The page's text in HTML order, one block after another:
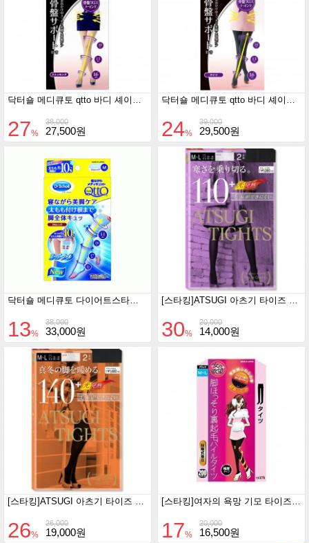
38,000
27% 27,500원
39,000
24% 29,500원
닥터숄 메디큐토 다이어트스타킹 쿨(수면용) - 롱타입
38,000
13% 33,000원
[스타킹]ATSUGI 아츠기 타이즈 110D 블랙 2족세트
20,000
30% 14,000원
[스타킹]ATSUGI 아츠기 타이즈 140D 블랙 2족세트
26,000
26% 19,000원
[스타킹]여자의 욕망 기모 타이즈 200D (M-L/블랙)
20,000
17% 16,500원